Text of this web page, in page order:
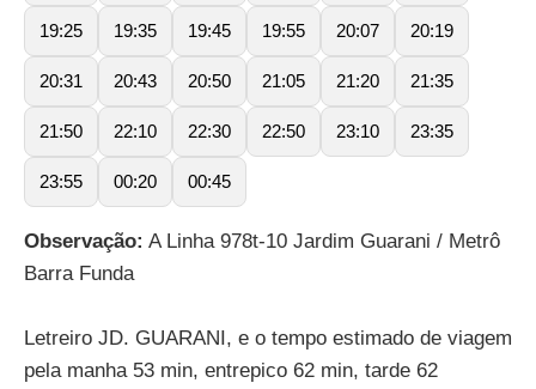
19:25 19:35 19:45 19:55 20:07 20:19
20:31 20:43 20:50 21:05 21:20 21:35
21:50 22:10 22:30 22:50 23:10 23:35
23:55 00:20 00:45
Observação: A Linha 978t-10 Jardim Guarani / Metrô
Barra Funda
Letreiro JD. GUARANI, e o tempo estimado de viagem
pela manha 53 min, entrepico 62 min, tarde 62